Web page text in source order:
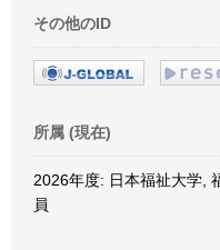
その他のID
所属 (現在)
2026年度: 日本福祉大学,
員